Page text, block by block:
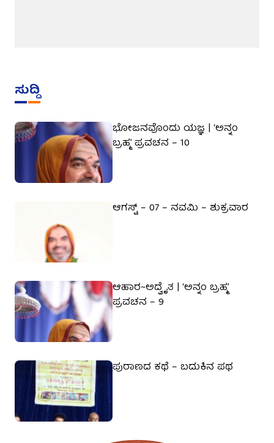
ಸುದ್ದಿ
ಭೋಜನವೊಂದು ಯಜ್ಞ | ‘ಅನ್ನಂ
ಬ್ರಹ್ಮ’ ಪ್ರವಚನ – 10
ಆಗಸ್ಟ್ – 07 – ನವಮಿ – ಶುಕ್ರವಾರ
ಆಹಾರ~ಅದ್ವೈತ | ‘ಅನ್ನಂ ಬ್ರಹ್ಮ’
ಪ್ರವಚನ – 9
ಪುರಾಣದ ಕಥೆ – ಬದುಕಿನ ಪಥ